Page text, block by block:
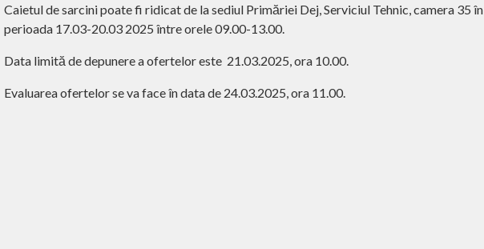
Caietul de sarcini poate fi ridicat de la sediul Primăriei Dej, Serviciul Tehnic, camera 35 în
perioada 17.03-20.03 2025 între orele 09.00-13.00.
Data limită de depunere a ofertelor este 21.03.2025, ora 10.00.
Evaluarea ofertelor se va face în data de 24.03.2025, ora 11.00.